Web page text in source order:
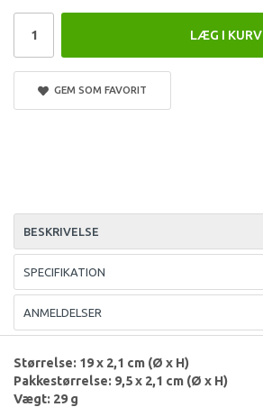
LÆG I KURV
GEM SOM FAVORIT
BESKRIVELSE
SPECIFIKATION
ANMELDELSER
Størrelse: 19 x 2,1 cm (Ø x H)
Pakkestørrelse: 9,5 x 2,1 cm (Ø x H)
Vægt: 29 g